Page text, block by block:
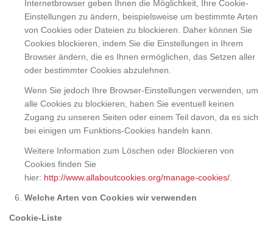
Internetbrowser geben Ihnen die Möglichkeit, Ihre Cookie-
Einstellungen zu ändern, beispielsweise um bestimmte Arten
von Cookies oder Dateien zu blockieren. Daher können Sie
Cookies blockieren, indem Sie die Einstellungen in Ihrem
Browser ändern, die es Ihnen ermöglichen, das Setzen aller
oder bestimmter Cookies abzulehnen.
Wenn Sie jedoch Ihre Browser-Einstellungen verwenden, um
alle Cookies zu blockieren, haben Sie eventuell keinen
Zugang zu unseren Seiten oder einem Teil davon, da es sich
bei einigen um Funktions-Cookies handeln kann.
Weitere Information zum Löschen oder Blockieren von
Cookies finden Sie
hier: http://www.allaboutcookies.org/manage-cookies/
Welche Arten von Cookies wir verwenden
Cookie-Liste